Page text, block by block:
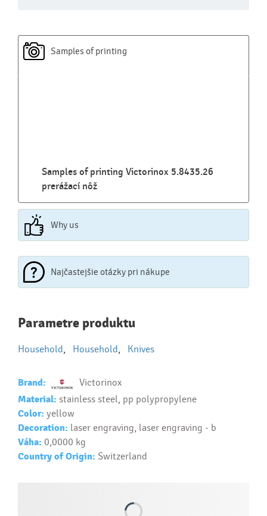
Samples of printing
Samples of printing Victorinox 5.8435.26
prerážací nôž
Why us
Najčastejšie otázky pri nákupe
Najčastejšie otázky pri nákupe
reklamných predmetov
Ako realizujete potlač na reklamné premedy?
Ako si vybrať správny predmet?
Text...
Parametre produktu
Household Household Knives
Brand: Victorinox
Material: stainless steel, pp polypropylene
Color: yellow
Decoration: laser engraving, laser engraving - b
Váha: 0,0000 kg
Country of Origin: Switzerland